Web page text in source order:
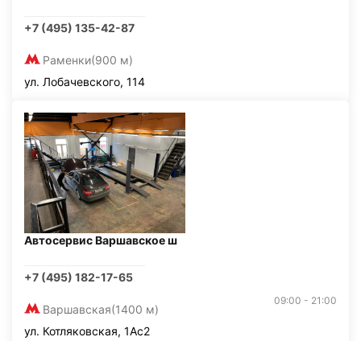
+7 (495) 135-42-87
Раменки(900 м)
ул. Лобачевского, 114
Автосервис Варшавское ш
+7 (495) 182-17-65
Варшавская(1400 м)
09:00 - 21:00
ул. Котляковская, 1Ас2